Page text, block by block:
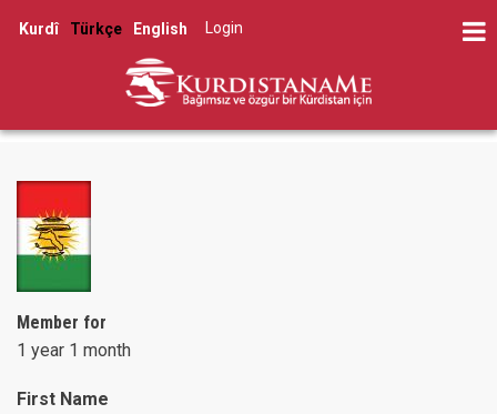
Kurdî Türkçe English
account
menu
Log in
Member for
1 year 1 month
First Name